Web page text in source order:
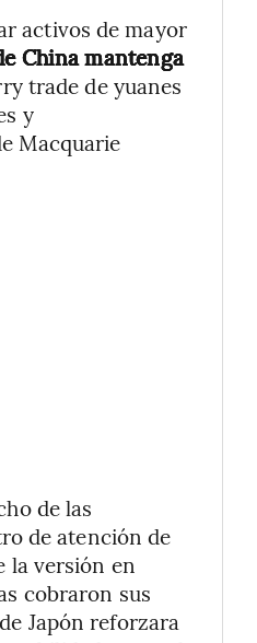
activos de mayor
China mantenga
trade de yuanes
y
Macquarie
de las
de atención de
la versión en
cobraron sus
Japón reforzara